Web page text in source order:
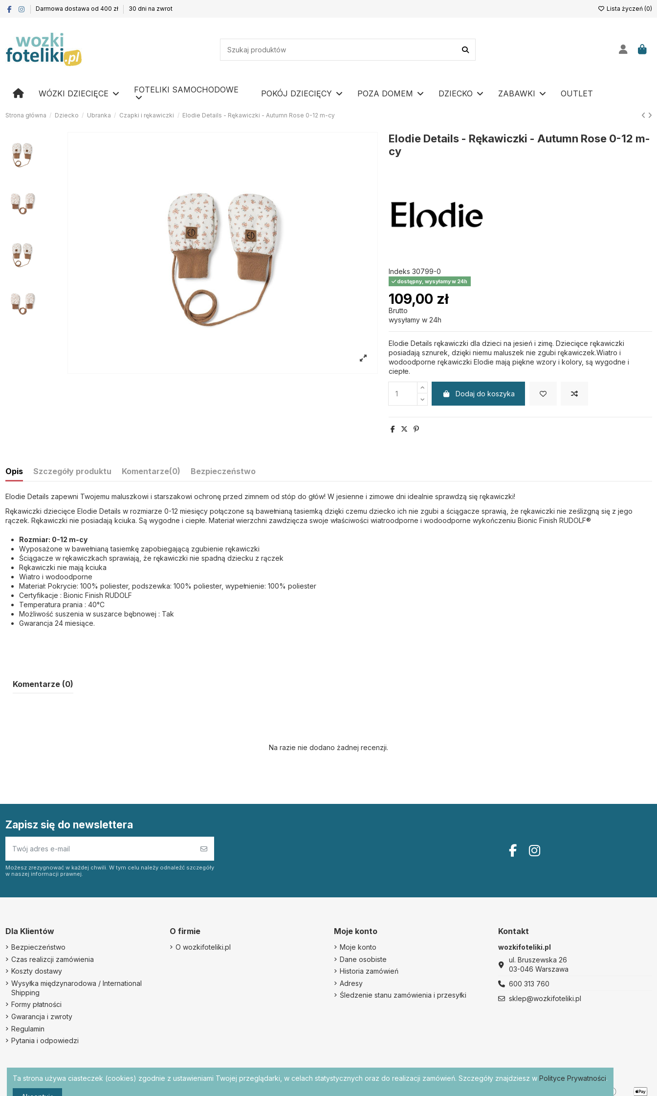
Darmowa dostawa od 400 zł 30 dni na zwrot Lista życzeń (0)
WÓZKI DZIECIĘCE FOTELIKI SAMOCHODOWE POKÓJ DZIECIĘCY POZA DOMEM DZIECKO ZABAWKI OUTLET
Strona główna Dziecko Ubranka Czapki i rękawiczki Elodie Details - Rękawiczki - Autumn Rose 0-12 m-cy
Elodie Details - Rękawiczki - Autumn Rose 0-12 m-
cy
Indeks 30799-0
dostępny, wysyłamy w 24h
109,00 zł
Brutto
wysyłamy w 24h
Elodie Details rękawiczki dla dzieci na jesień i zimę. Dziecięce rękawiczki
posiadają sznurek, dzięki niemu maluszek nie zgubi rękawiczek.Wiatro i
wodoodporne rękawiczki Elodie mają piękne wzory i kolory, są wygodne i
ciepłe.
Dodaj do koszyka
Opis Szczegóły produktu Komentarze(0) Bezpieczeństwo
Elodie Details zapewni Twojemu maluszkowi i starszakowi ochronę przed zimnem od stóp do głów! W jesienne i zimowe dni idealnie sprawdzą się rękawiczki!
Rękawiczki dziecięce Elodie Details w rozmiarze 0-12 miesięcy połączone są bawełnianą tasiemką dzięki czemu dziecko ich nie zgubi a ściągacze sprawią, że rękawiczki nie ześlizgną się z jego
rączek. Rękawiczki nie posiadają kciuka. Są wygodne i ciepłe. Materiał wierzchni zawdzięcza swoje właściwości wiatroodporne i wodoodporne wykończeniu Bionic Finish RUDOLF®
Rozmiar: 0-12 m-cy
Wyposażone w bawełnianą tasiemkę zapobiegającą zgubienie rękawiczki
Ściągacze w rękawiczkach sprawiają, że rękawiczki nie spadną dziecku z rączek
Rękawiczki nie mają kciuka
Wiatro i wodoodporne
Materiał: Pokrycie: 100% poliester, podszewka: 100% poliester, wypełnienie: 100% poliester
Certyfikacje : Bionic Finish RUDOLF
Temperatura prania : 40°C
Możliwość suszenia w suszarce bębnowej : Tak
Gwarancja 24 miesiące.
Komentarze (0)
Na razie nie dodano żadnej recenzji.
Zapisz się do newslettera
Możesz zrezygnować w każdej chwili. W tym celu należy odnaleźć szczegóły
w naszej informacji prawnej.
Dla Klientów
Bezpieczeństwo
Czas realizcji zamówienia
Koszty dostawy
Wysyłka międzynarodowa / International
Shipping
Formy płatności
Gwarancja i zwroty
Regulamin
Pytania i odpowiedzi
O firmie
O wozkifoteliki.pl
Moje konto
Moje konto
Dane osobiste
Historia zamówień
Adresy
Śledzenie stanu zamówienia i przesyłki
Kontakt
wozkifoteliki.pl
ul. Bruszewska 26
03-046 Warszawa
600 313 760
sklep@wozkifoteliki.pl
Ta strona używa ciasteczek (cookies) zgodnie z ustawieniami Twojej przeglądarki, w celach statystycznych oraz do realizacji zamówień. Szczegóły znajdziesz w Polityce Prywatności.